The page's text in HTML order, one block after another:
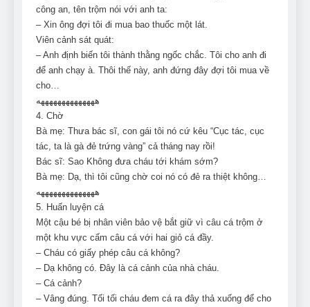
công an, tên trộm nói với anh ta:
– Xin ông đợi tôi đi mua bao thuốc một lát.
Viên cảnh sát quát:
– Anh định biến tôi thành thằng ngốc chắc. Tôi cho anh đi
để anh chạy à. Thôi thế này, anh đứng đây đợi tôi mua về
cho…
ههههههههههههههه
4. Chờ
Bà mẹ: Thưa bác sĩ, con gái tôi nó cứ kêu “Cục tác, cục
tác, ta là gà đẻ trứng vàng” cả tháng nay rồi!
Bác sĩ: Sao Không đưa cháu tới khám sớm?
Bà mẹ: Dạ, thì tôi cũng chờ coi nó có đẻ ra thiệt không…
ههههههههههههههه
5. Huấn luyện cá
Một cậu bé bị nhân viên bảo vệ bắt giữ vì câu cá trộm ở
một khu vực cấm câu cá với hai giỏ cá đầy.
– Cháu có giấy phép câu cá không?
– Dạ không có. Đây là cá cảnh của nhà cháu.
– Cá cảnh?
– Vâng đúng. Tối tối cháu đem cá ra đây thả xuống để cho